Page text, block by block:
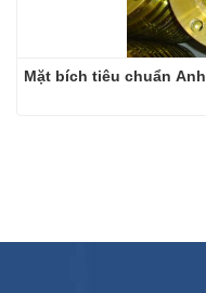
Mặt bích tiêu chuẩn Anh